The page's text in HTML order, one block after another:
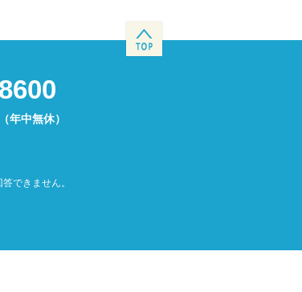
年中無休）
できません。